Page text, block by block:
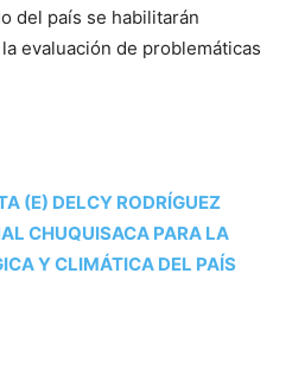
del país se habilitarán
evaluación de problemáticas
(E) DELCY RODRÍGUEZ
CHUQUISACA PARA LA
Y CLIMÁTICA DEL PAÍS